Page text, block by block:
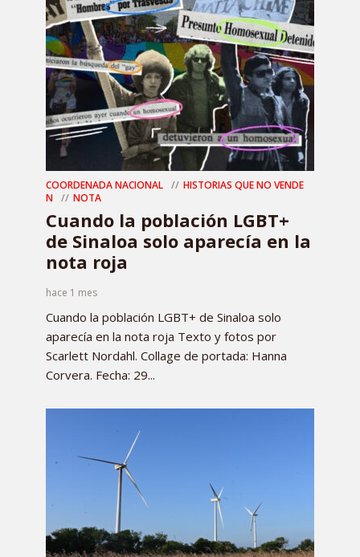
COORDENADA NACIONAL
HISTORIAS QUE NO VENDE
N
NOTA
Cuando la población LGBT+
de Sinaloa solo aparecía en la
nota roja
hace 1 mes
Cuando la población LGBT+ de Sinaloa solo
aparecía en la nota roja Texto y fotos por
Scarlett Nordahl. Collage de portada: Hanna
Corvera. Fecha: 29...